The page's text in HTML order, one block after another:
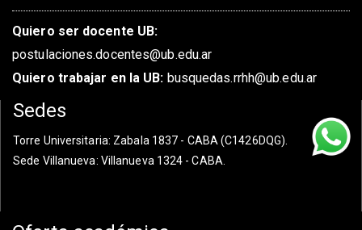
Quiero ser docente UB:
postulaciones.docentes@ub.edu.ar
Quiero trabajar en la UB: busquedas.rrhh@ub.edu.ar
Sedes
Torre Universitaria: Zabala 1837 - CABA (C1426DQG).
Sede Villanueva: Villanueva 1324 - CABA.